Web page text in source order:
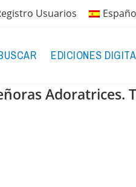
Usuarios
EDICIONES
Adoratrices.